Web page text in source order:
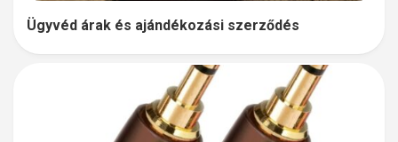
Ügyvéd árak és ajándékozási szerződés